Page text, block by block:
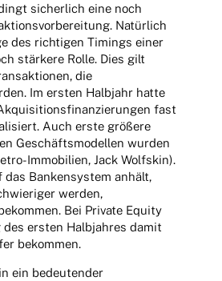
sicher­lich eine noch
Natür­lich
des rich­ti­gen Timings einer
stär­kere Rolle. Dies gilt
die
Im ersten Halb­jahr hatte
fast
Auch erste größere
Geschäfts­mo­del­len wurden
Immo­bi­lien, Jack Wolfs­kin).
das Banken­sys­tem anhält,
werden,
Bei Private Equity
ersten Halb­jah­res damit
bekommen.
ein bedeu­ten­der